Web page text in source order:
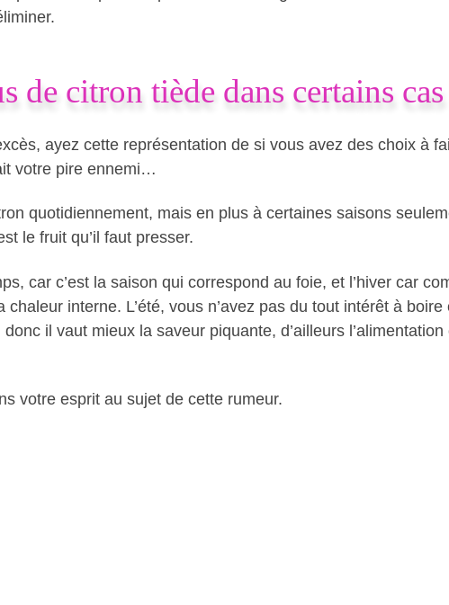
de citron tiède dans certains cas
ayez cette représentation de si vous avez des choix à
votre pire ennemi…
quotidiennement, mais en plus à certaines saisons
le fruit qu’il faut presser.
car c’est la saison qui correspond au foie, et l’hiver car
interne. L’été, vous n’avez pas du tout intérêt à
il vaut mieux la saveur piquante, d’ailleurs
votre esprit au sujet de cette rumeur.